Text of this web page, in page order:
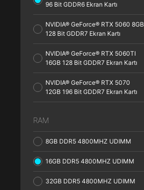
96 Bit GDDR6 Ekran Kartı
NVIDIA® GeForce® RTX 5060 8GB
128 Bit GDDR7 Ekran Kartı
NVIDIA® GeForce® RTX 5060TI
16GB 128 Bit GDDR7 Ekran Kartı
NVIDIA® GeForce® RTX 5070
12GB 196 Bit GDDR7 Ekran Kartı
RAM
8GB DDR5 4800MHZ UDIMM
16GB DDR5 4800MHZ UDIMM
32GB DDR5 4800MHZ UDIMM